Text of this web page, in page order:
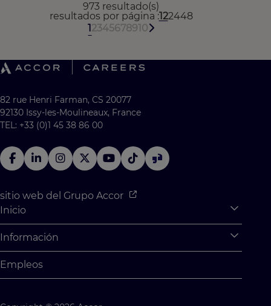
973 resultado(s)
12345678910
resultados por página 122448
82 rue Henri Farman, CS 20077
92130 Issy-les-Moulineaux, France
TEL: +33 (0)1 45 38 86 00
sitio web del Grupo Accor
Inicio
Prácticas y aprendizaje
Oportunidades para graduados
Información
Configuración
Empleos